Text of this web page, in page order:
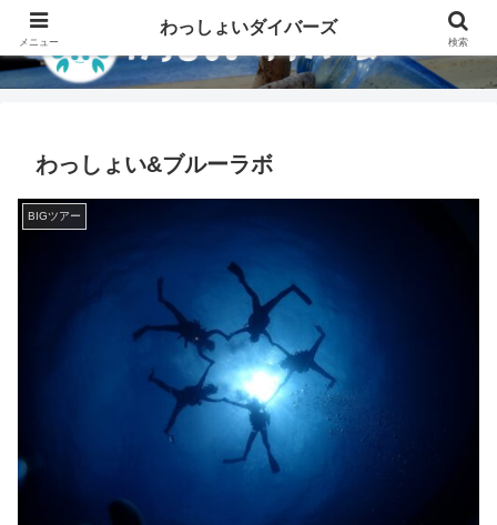
わっしょい&ブルーラボ
BIGツアー
メニュー
わっしょいダイバーズ
検索